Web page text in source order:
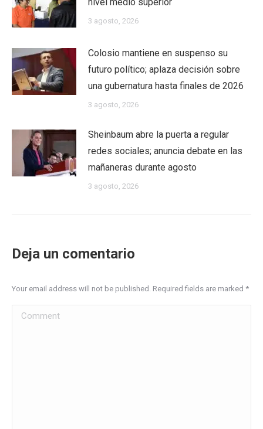
3 agosto, 2026
Colosio mantiene en suspenso su
futuro político; aplaza decisión sobre
una gubernatura hasta finales de 2026
3 agosto, 2026
Sheinbaum abre la puerta a regular
redes sociales; anuncia debate en las
mañaneras durante agosto
3 agosto, 2026
Deja un comentario
Your email address will not be published. Required fields are marked *
Comment